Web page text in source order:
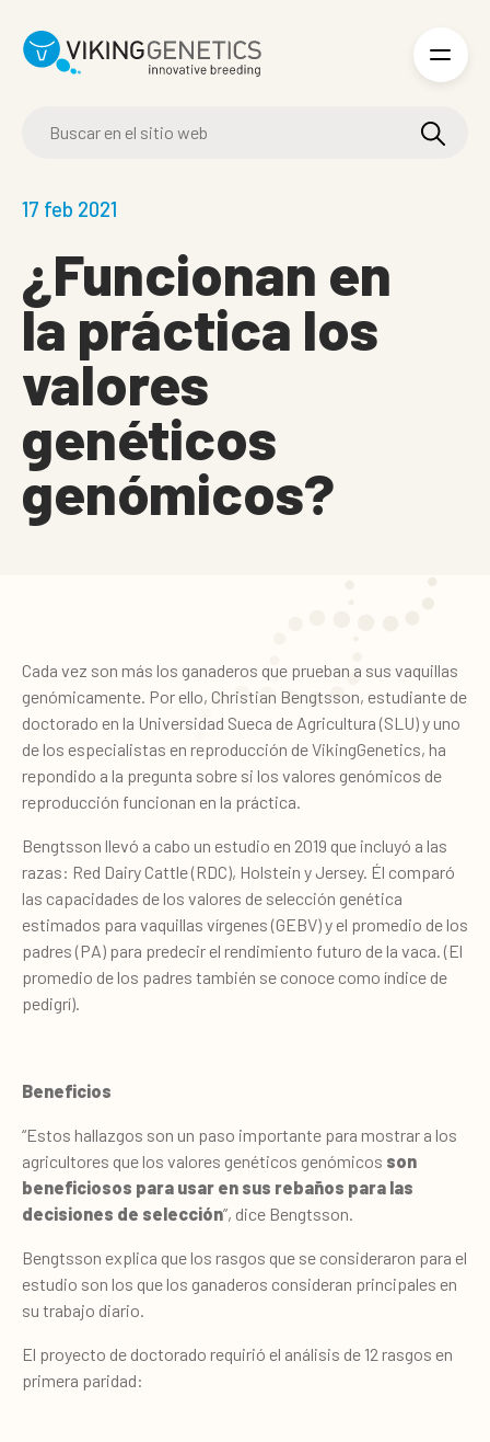
17 feb 2021
¿Funcionan en
la práctica los
valores
genéticos
genómicos?
Cada vez son más los ganaderos que prueban a sus vaquillas
genómicamente. Por ello, Christian Bengtsson, estudiante de
doctorado en la Universidad Sueca de Agricultura (SLU) y uno
de los especialistas en reproducción de VikingGenetics, ha
repondido a la pregunta sobre si los valores genómicos de
reproducción funcionan en la práctica.
Bengtsson llevó a cabo un estudio en 2019 que incluyó a las
razas: Red Dairy Cattle (RDC), Holstein y Jersey. Él comparó
las capacidades de los valores de selección genética
estimados para vaquillas vírgenes (GEBV) y el promedio de los
padres (PA) para predecir el rendimiento futuro de la vaca. (El
promedio de los padres también se conoce como índice de
pedigrí).
Beneficios
“Estos hallazgos son un paso importante para mostrar a los
agricultores que los valores genéticos genómicos son
beneficiosos para usar en sus rebaños para las
decisiones de selección”, dice Bengtsson.
Bengtsson explica que los rasgos que se consideraron para el
estudio son los que los ganaderos consideran principales en
su trabajo diario.
El proyecto de doctorado requirió el análisis de 12 rasgos en
primera paridad: